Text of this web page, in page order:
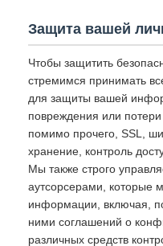
Защита вашей
Чтобы защитить
стремимся принимать
для защиты вашей
повреждения или
помимо прочего, SSL,
хранение, контроль
Мы также строго
аутсорсерами, которые
информации, включая,
ними соглашений о
различных средств